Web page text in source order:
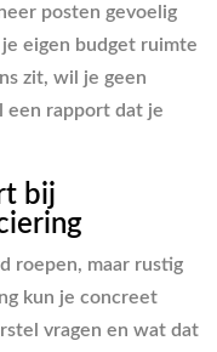
posten gevoelig
eigen budget ruimte
zit, wil je geen
een rapport dat je
bij
roepen, maar rustig
kun je concreet
vragen en wat dat